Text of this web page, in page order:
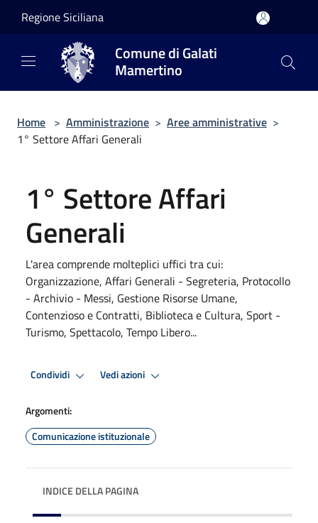
Regione Siciliana
Comune di Galati
Mamertino
Home > Amministrazione > Aree amministrative >
1° Settore Affari Generali
1° Settore Affari
Generali
L'area comprende molteplici uffici tra cui:
Organizzazione, Affari Generali - Segreteria, Protocollo
- Archivio - Messi, Gestione Risorse Umane,
Contenzioso e Contratti, Biblioteca e Cultura, Sport -
Turismo, Spettacolo, Tempo Libero...
Condividi Vedi azioni
Argomenti:
Comunicazione istituzionale
INDICE DELLA PAGINA